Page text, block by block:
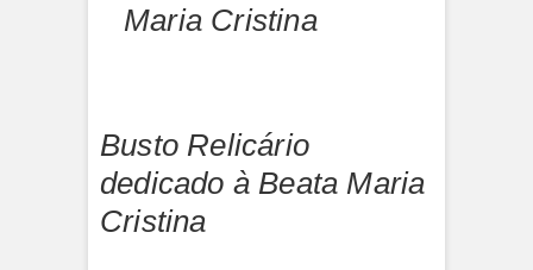
Maria Cristina
Busto Relicário
dedicado à Beata Maria
Cristina